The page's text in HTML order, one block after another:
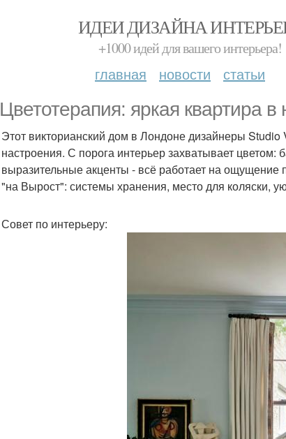
ИДЕИ ДИЗАЙНА
+1000 идей для вашего интерьера!
главная новости статьи
Цветотерапия: яркая квартира в
Этот викторианский дом в Лондоне дизайнеры Studio
настроения. С порога интерьер захватывает
выразительные акценты - всё работает на ощущение
"на Вырост": системы хранения, место для коляски,
Совет по интерьеру: